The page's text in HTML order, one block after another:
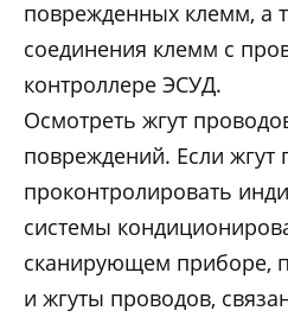
поврежденных клемм, а
соединения клемм с
контроллере ЭСУД.
Осмотреть жгут
повреждений. Если жгут
проконтролировать
системы
сканирующем приборе,
и жгуты проводов,